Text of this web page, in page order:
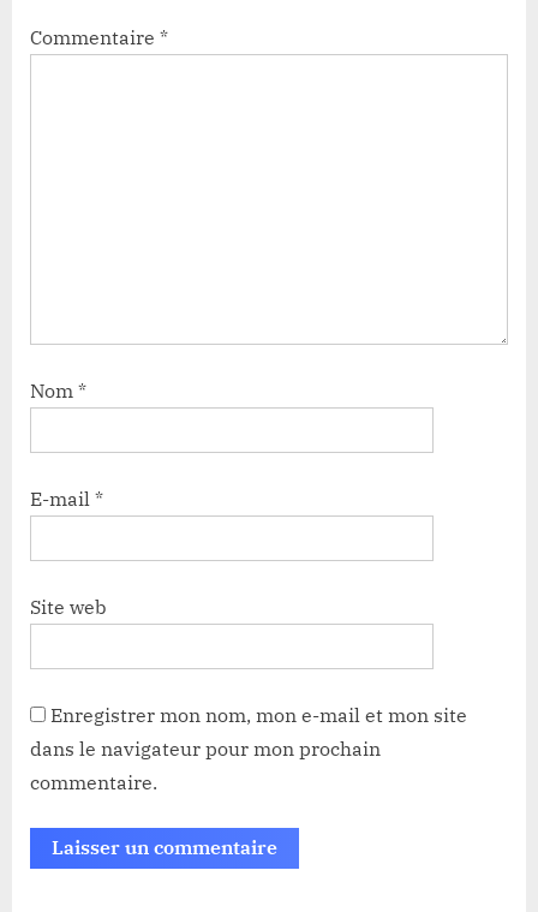
Commentaire *
Nom *
E-mail *
Site web
Enregistrer mon nom, mon e-mail et mon site
dans le navigateur pour mon prochain
commentaire.